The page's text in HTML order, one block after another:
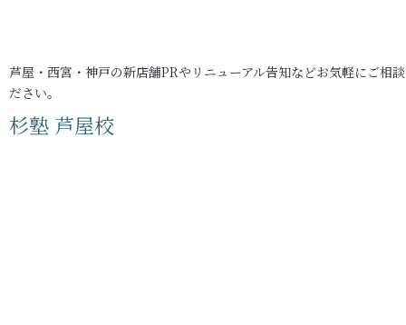
芦屋・西宮・神戸の新店舗PRやリニューアル告知などお気軽にご相
ださい。
杉塾 芦屋校